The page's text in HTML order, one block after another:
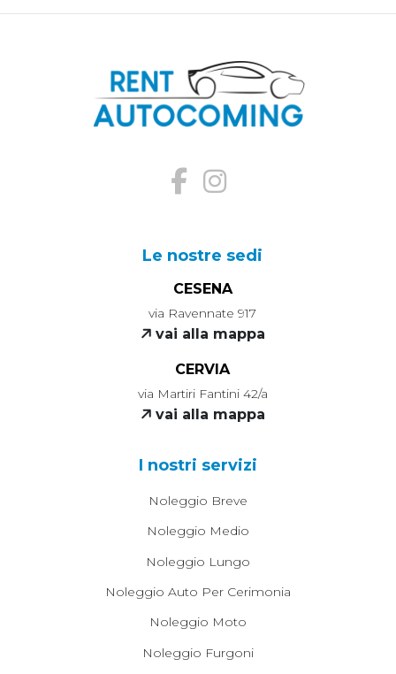
Le nostre sedi
CESENA
via Ravennate 917
vai alla mappa
CERVIA
via Martiri Fantini 42/a
vai alla mappa
I nostri servizi
Noleggio Breve
Noleggio Medio
Noleggio Lungo
Noleggio Auto Per Cerimonia
Noleggio Moto
Noleggio Furgoni